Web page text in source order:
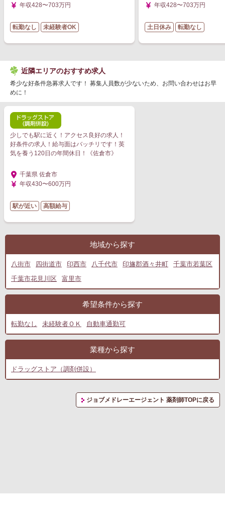
年収428〜703万円
転勤なし 未経験者OK
年収428〜703万円
土日休み 転勤なし
近隣エリアのおすすめ求人
希少な好条件急募求人です！ 募集人員数が少ないため、お問い合わせはお早
めに！
少しでも駅に近く！アクセス良好の求人！
好条件の求人！給与面はバッチリです！英
気を養う120日の年間休日！《佐倉市》
千葉県 佐倉市
年収430〜600万円
駅が近い 高額給与
地域から探す
八街市 四街道市 印西市 八千代市 印旛郡酒々井町
千葉市若葉区
千葉市花見川区
富里市
希望条件から探す
転勤なし 未経験者ＯＫ 自動車通勤可
業種から探す
ドラッグストア（調剤併設）
ジョブメドレーエージェント 薬剤師TOPに戻る